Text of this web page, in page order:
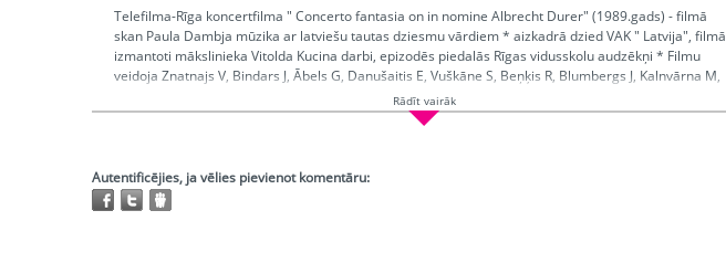
Telefilma-Rīga koncertfilma " Concerto fantasia on in nomine Albrecht Durer" (1989.gads) - filmā
skan Paula Dambja mūzika ar latviešu tautas dziesmu vārdiem * aizkadrā dzied VAK " Latvija", filmā
izmantoti mākslinieka Vitolda Kucina darbi, epizodēs piedalās Rīgas vidusskolu audzēkņi * Filmu
veidoja Znatnajs V, Bindars J, Ābels G, Danušaitis E, Vuškāne S, Beņķis R, Blumbergs J, Kalnvārna M,
Atskaņojams: tikai bibliotēkās
Trešo pušu autortiesības:
Rādīt vairāk
Autentificējies, ja vēlies pievienot komentāru: